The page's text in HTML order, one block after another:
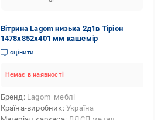
Вітрина Lagom низька 2д1в Тіріон
1478х852х401 мм кашемір
оцінити
Немає в наявності
Бренд Lagom_меблі
Країна-виробник Україна